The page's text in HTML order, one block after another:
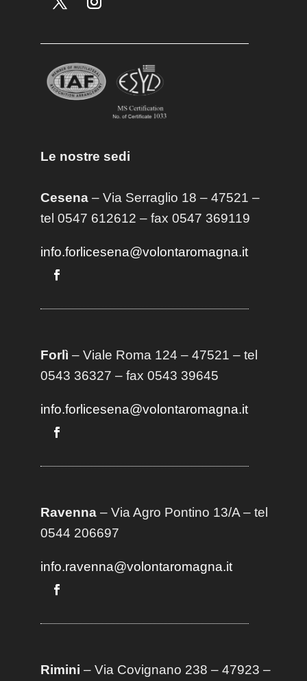
Le nostre sedi
Cesena– Via Serraglio 18 – 47521 –
tel 0547 612612 – fax 0547 369119
info.forlicesena@volontaromagna.it
Forlì – Viale Roma 124 – 47521 – tel
0543 36327 – fax 0543 39645
info.forlicesena@volontaromagna.it
Ravenna– Via Agro Pontino 13/A– tel
0544 206697
info.ravenna@volontaromagna.it
Rimini – Via Covignano 238 – 47923 –